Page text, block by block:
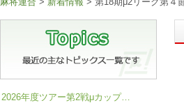
2026年度ツアー第2戦μカップ…